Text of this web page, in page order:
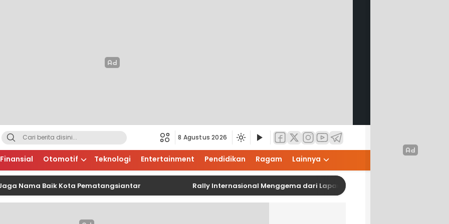
8 Agustus 2026
Finansial Otomotif Teknologi Entertainment Pendidikan Ragam Lainnya
Baik Kota Pematangsiantar Rally Internasional Menggema dari Lapangan Adam Malik, Wakil Wali Kota